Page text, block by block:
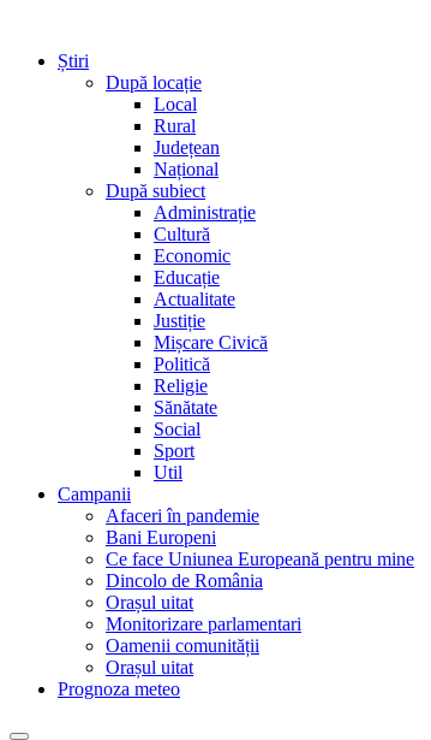
Știri
După locație
Local
Rural
Județean
Național
După subiect
Administrație
Cultură
Economic
Educație
Actualitate
Justiție
Mișcare Civică
Politică
Religie
Sănătate
Social
Sport
Util
Campanii
Afaceri în pandemie
Bani Europeni
Ce face Uniunea Europeană pentru mine
Dincolo de România
Orașul uitat
Monitorizare parlamentari
Oamenii comunității
Orașul uitat
Prognoza meteo